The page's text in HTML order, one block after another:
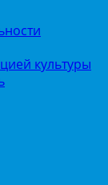
культуры